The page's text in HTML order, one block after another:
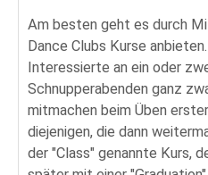
Am besten geht es durch
Dance Clubs Kurse
Interessierte an ein oder
Schnupperabenden ganz
mitmachen beim Üben
diejenigen, die dann
der "Class" genannte Kurs,